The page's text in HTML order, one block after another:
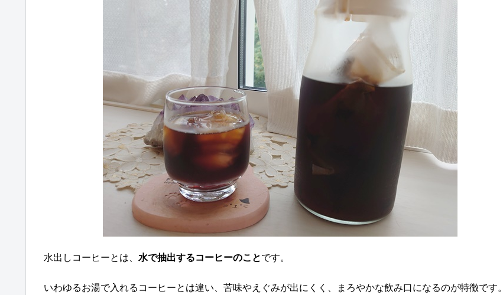
水出しコーヒーとは、 水で抽出するコーヒーのことです。
いわゆるお湯で入れるコーヒーとは違い、苦味やえぐみが出にくく、まろやかな飲み口になるのが特徴です。